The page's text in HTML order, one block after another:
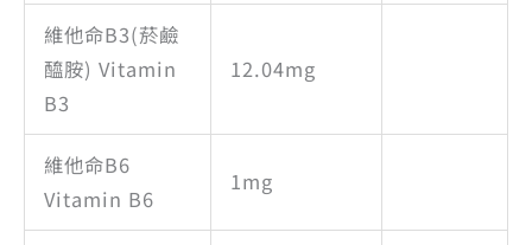
維他命B3(菸鹼
醯胺) Vitamin
B3
12.04mg
維他命B6
Vitamin B6
1mg